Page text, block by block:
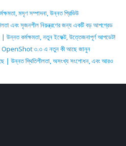
মসৃণ সম্পাদনা, উন্নত প্রিভিউ
এবং সৃজনশীল নিয়ন্ত্রণের জন্য একটি বড় আপগ্রেড
কর্মক্ষমতা, নতুন ইফেক্ট, উত্তেজনাপূর্ণ আপডেট!
| OpenShot ৩.৩ এ নতুন কী আছে জানুন
| উন্নত স্থিতিশীলতা, অসংখ্য সংশোধন, এবং আরও